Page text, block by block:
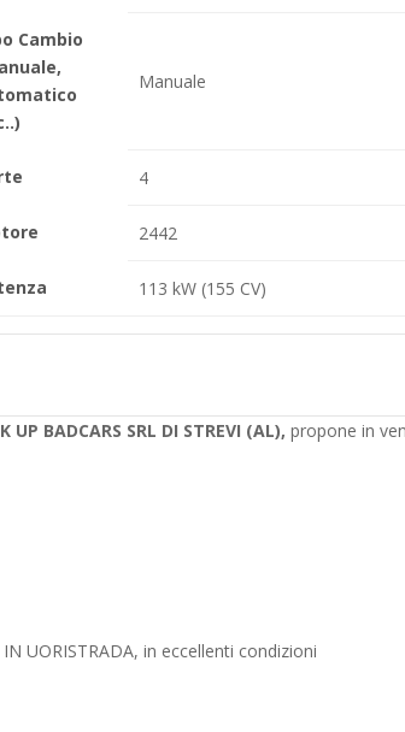
Cambio
Manuale
4
2442
113 kW (155 CV)
UP BADCARS SRL DI STREVI (AL),propone in
UORISTRADA, in eccellenti condizioni